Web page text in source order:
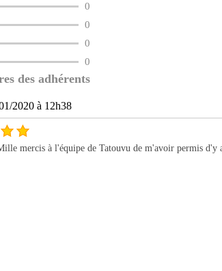
0
0
0
0
des adhérents
2020 à 12h38
mercis à l'équipe de Tatouvu de m'avoir permis